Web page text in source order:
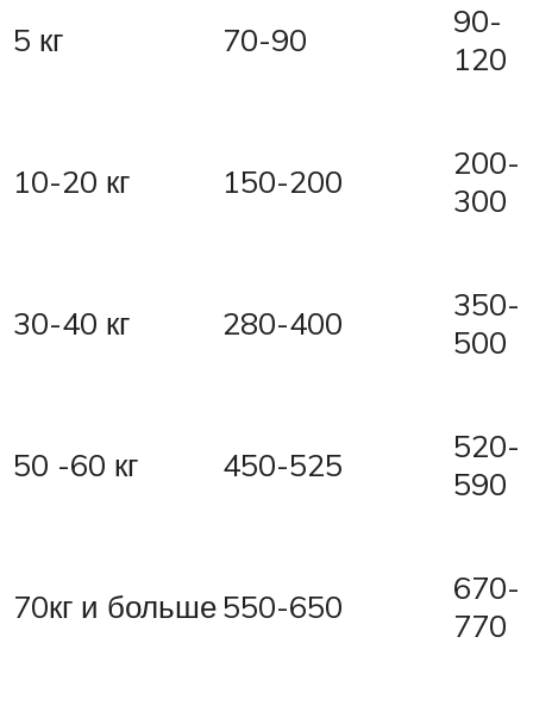
5 кг 70-90
90-
120
10-20 кг 150-200
200-
300
30-40 кг 280-400
350-
500
50 -60 кг 450-525
520-
590
70кг и больше550-650
670-
770